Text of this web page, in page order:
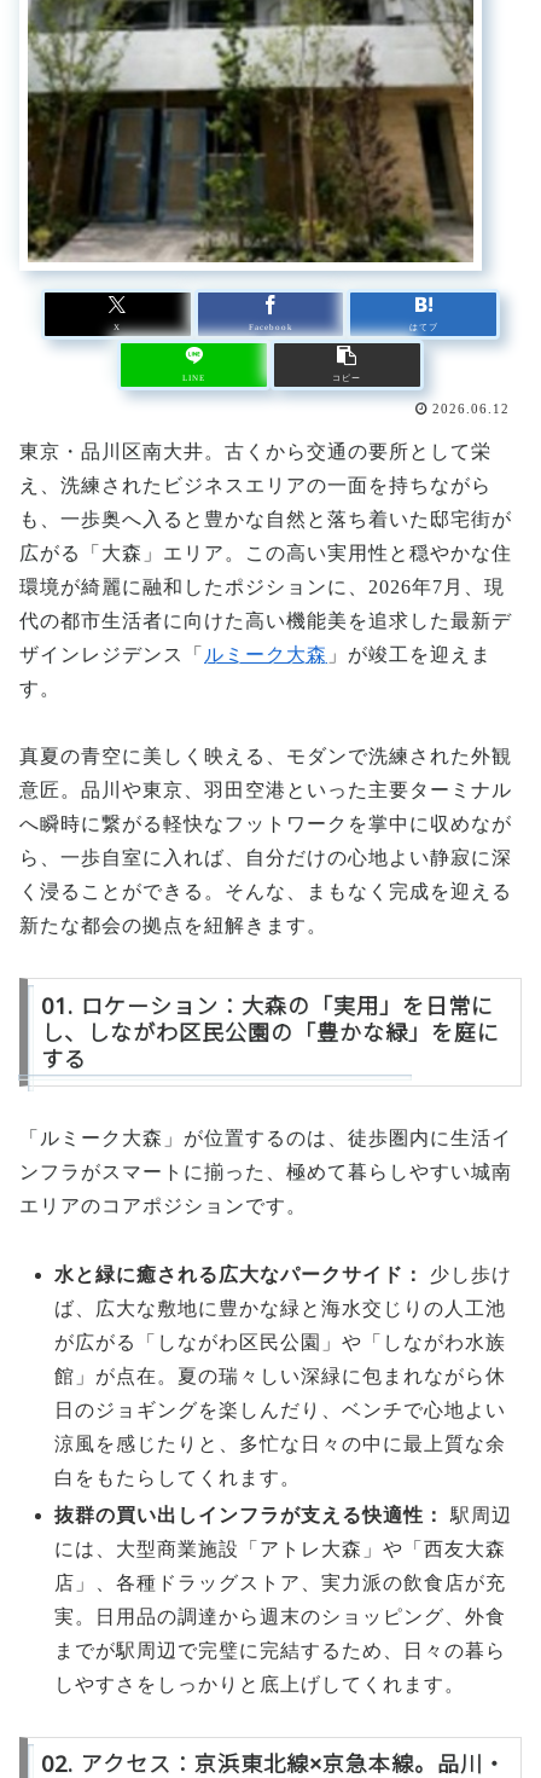
X Facebook はてブ
LINE コピー
2026.06.12
東京・品川区南大井。古くから交通の要所として栄
え、洗練されたビジネスエリアの一面を持ちながら
も、一歩奥へ入ると豊かな自然と落ち着いた邸宅街が
広がる「大森」エリア。この高い実用性と穏やかな住
環境が綺麗に融和したポジションに、2026年7月、現
代の都市生活者に向けた高い機能美を追求した最新デ
ザインレジデンス「 ルミーク大森 」が竣工を迎えま
す。
真夏の青空に美しく映える、モダンで洗練された外観
意匠。品川や東京、羽田空港といった主要ターミナル
へ瞬時に繋がる軽快なフットワークを掌中に収めなが
ら、一歩自室に入れば、自分だけの心地よい静寂に深
く浸ることができる。そんな、まもなく完成を迎える
新たな都会の拠点を紐解きます。
01. ロケーション：大森の「実用」を日常に
し、しながわ区民公園の「豊かな緑」を庭に
する
「ルミーク大森」が位置するのは、徒歩圏内に生活イ
ンフラがスマートに揃った、極めて暮らしやすい城南
エリアのコアポジションです。
水と緑に癒される広大なパークサイド：
少し歩け
ば、広大な敷地に豊かな緑と海水交じりの人工池
が広がる「しながわ区民公園」や「しながわ水族
館」が点在。夏の瑞々しい深緑に包まれながら休
日のジョギングを楽しんだり、ベンチで心地よい
涼風を感じたりと、多忙な日々の中に最上質な余
白をもたらしてくれます。
抜群の買い出しインフラが支える快適性：
駅周辺
には、大型商業施設「アトレ大森」や「西友大森
店」、各種ドラッグストア、実力派の飲食店が充
実。日用品の調達から週末のショッピング、外食
までが駅周辺で完璧に完結するため、日々の暮ら
しやすさをしっかりと底上げしてくれます。
02. アクセス：京浜東北線×京急本線。品川・